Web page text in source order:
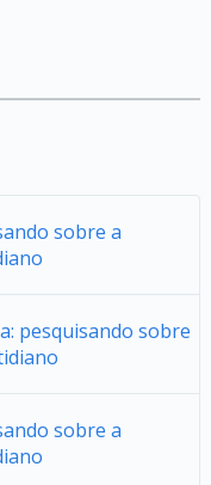
sobre a
pesquisando sobre
sobre a